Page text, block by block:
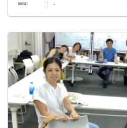
-